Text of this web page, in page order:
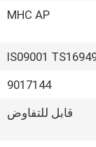
MHC AP
IS09001
9017144
قابل للتفاوض